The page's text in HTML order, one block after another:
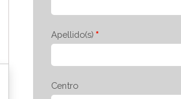
Apellido(s)
Centro